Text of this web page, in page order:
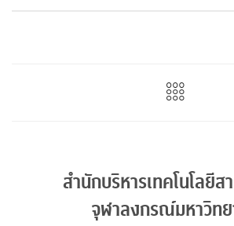
สำนักบริหารเทคโนโลยีส
จุฬาลงกรณ์มหาวิท